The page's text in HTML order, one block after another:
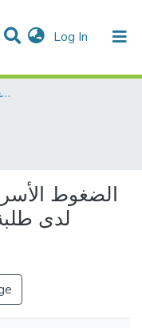
Log In (current)
Dissertations & Theses الرسائل الجامعية
الضغوط
لدى